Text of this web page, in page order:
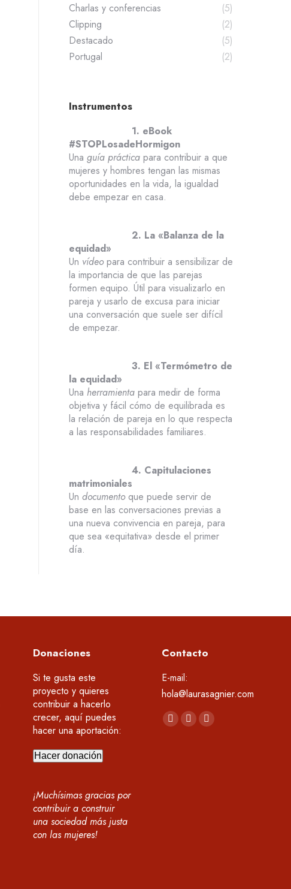
Charlas y conferencias
(5)
Clipping
(2)
Destacado
(5)
Portugal
(2)
Instrumentos
1. eBook
#STOPLosadeHormigon
Una guía práctica para contribuir a que
mujeres y hombres tengan las mismas
oportunidades en la vida, la igualdad
debe empezar en casa.
2. La «Balanza de la
equidad»
Un vídeopara contribuir a sensibilizar de
la importancia de que las parejas
formen equipo. Útil para visualizarlo en
pareja y usarlo de excusa para iniciar
una conversación que suele ser difícil
de empezar.
3. El «Termómetro de
la equidad»
Una herramienta para medir de forma
objetiva y fácil cómo de equilibrada es
la relación de pareja en lo que respecta
a las responsabilidades familiares.
4. Capitulaciones
matrimoniales
Un documentoque puede servir de
base en las conversaciones previas a
una nueva convivencia en pareja, para
que sea «equitativa» desde el primer
día.
Donaciones
Si te gusta este
proyecto y quieres
contribuir a hacerlo
crecer, aquí puedes
hacer una aportación:
Hacer donación
¡Muchísimas gracias por
contribuir a construir
una sociedad más justa
con las mujeres!
Contacto
E-mail:
hola@laurasagnier.com
Encuéntranos en:
YouTube
LinkedinInstagram